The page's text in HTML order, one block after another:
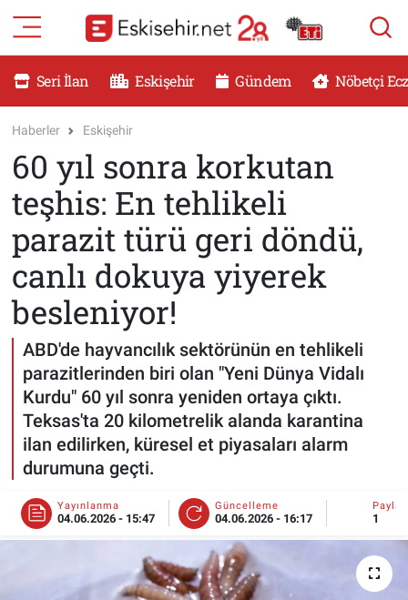
Seri İlan Eskişehir Gündem Nöbetçi
Haberler Eskişehir
60 yıl sonra korkutan
teşhis: En tehlikeli
parazit türü geri döndü,
canlı dokuya yiyerek
besleniyor!
ABD'de hayvancılık sektörünün en tehlikeli
parazitlerinden biri olan "Yeni Dünya Vidalı
Kurdu" 60 yıl sonra yeniden ortaya çıktı.
Teksas'ta 20 kilometrelik alanda karantina
ilan edilirken, küresel et piyasaları alarm
durumuna geçti.
Yayınlanma
04.06.2026 - 15:47
Güncelleme
04.06.2026 - 16:17 1
RESMİ İLANLAR
DÜNYA
SAĞLIK
MAGAZİN
KADIN
TEKNOLOJİ
YEMEK
ESKİŞEHİR NÖBETÇİ ECZANELER
Eskişehir Hava Durumu
Eskişehir Tramvay Saatleri
Eskişehir Nöbetçi Eczaneler
Eskişehir Namaz Vakitleri
Eskişehir Trafik Yoğunluk Haritası
Süper Lig Puan Durumu ve Fikstür
Tüm Manşetler
Son Dakika Haberleri
Haber Arşivi